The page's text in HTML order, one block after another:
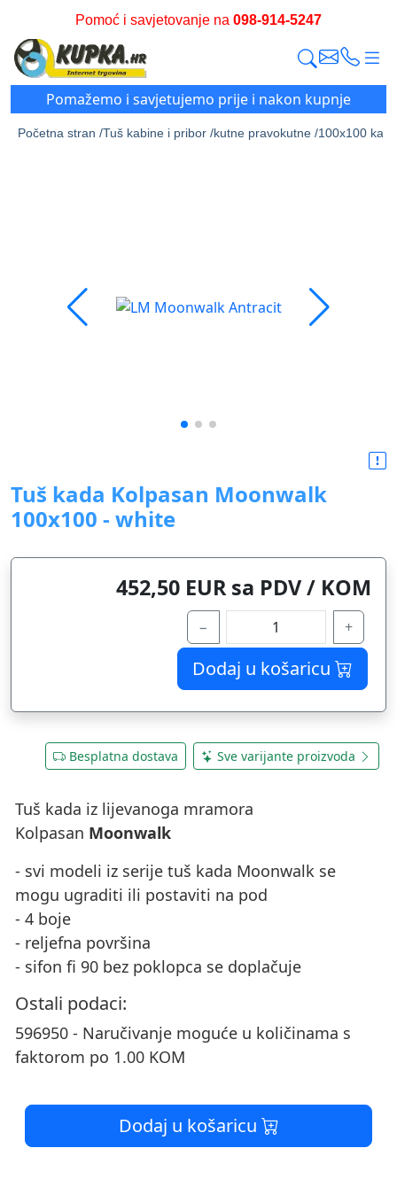
Pomoć i savjetovanje na 098-914-5247
Pomažemo i savjetujemo prije i nakon kupnje
Početna stran /Tuš kabine i pribor /kutne pravokutne /100x100
Tuš kada Kolpasan Moonwalk
100x100 - white
452,50 EUR sa PDV / KOM
− +
Dodaj u košaricu
Besplatna dostava Sve varijante proizvoda
Tuš kada iz lijevanoga mramora
Kolpasan Moonwalk
- svi modeli iz serije tuš kada Moonwalk se
mogu ugraditi ili postaviti na pod
- 4 boje
- reljefna površina
- sifon fi 90 bez poklopca se doplačuje
Ostali podaci:
596950 - Naručivanje moguće u količinama s
faktorom po 1.00 KOM
Dodaj u košaricu